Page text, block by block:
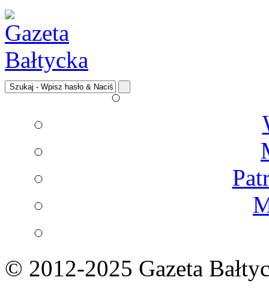
© 2012-2025 Gazeta